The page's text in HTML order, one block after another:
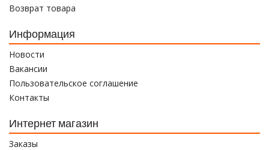
Возврат товара
Информация
Новости
Вакансии
Пользовательское соглашение
Контакты
Интернет магазин
Заказы